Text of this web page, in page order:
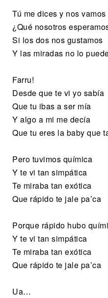
Tú me dices y nos vamos
¿Qué nosotros
Si los dos nos gustamos
Y las miradas no lo
Farru!
Desde que te vi yo sabía
Que tu ibas a ser mía
Y algo a mi me decía
Que tu eres la baby que
Pero tuvimos química
Y te vi tan simpática
Te miraba tan exótica
Que rápido te jale pa’ca
Porque rápido hubo
Y te vi tan simpática
Te miraba tan exótica
Que rápido te jale pa’ca
Ua…